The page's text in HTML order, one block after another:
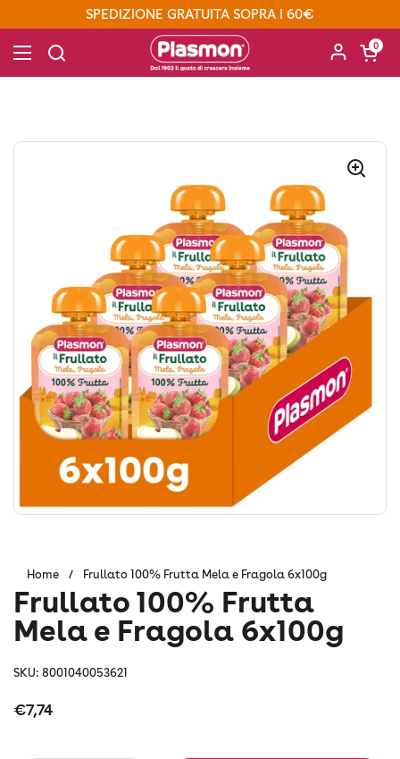
Passa ai contenutiSPEDIZIONE GRATUITA SOPRA I 60€
Apri menu
Apri
0
Home / Frullato 100% Frutta Mela e Fragola 6x100g
Frullato 100% Frutta
Mela e Fragola 6x100g
SKU: 8001040053621
Prezzo:
€7,74